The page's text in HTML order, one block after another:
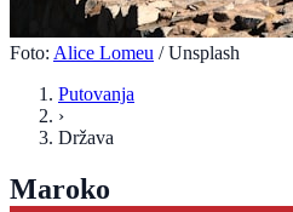
Foto: Alice Lomeu / Unsplash
Putovanja
›
Država
Maroko